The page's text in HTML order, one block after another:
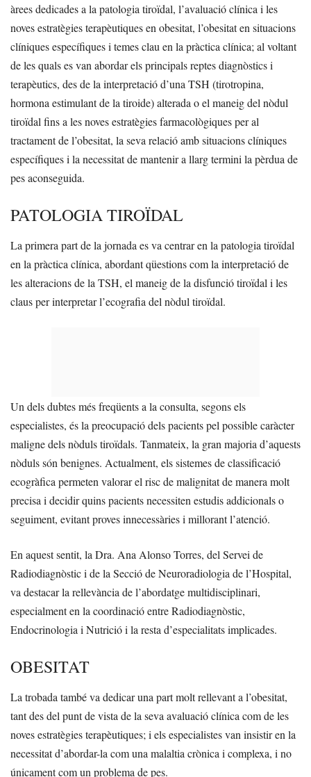
àrees dedicades a la patologia tiroïdal, l’avaluació clínica i les
noves estratègies terapèutiques en obesitat, l’obesitat en situacions
clíniques específiques i temes clau en la pràctica clínica; al voltant
de les quals es van abordar els principals reptes diagnòstics i
terapèutics, des de la interpretació d’una TSH (tirotropina,
hormona estimulant de la tiroide) alterada o el maneig del nòdul
tiroïdal fins a les noves estratègies farmacològiques per al
tractament de l’obesitat, la seva relació amb situacions clíniques
específiques i la necessitat de mantenir a llarg termini la pèrdua de
pes aconseguida.
PATOLOGIA TIROÏDAL
La primera part de la jornada es va centrar en la patologia tiroïdal
en la pràctica clínica, abordant qüestions com la interpretació de
les alteracions de la TSH, el maneig de la disfunció tiroïdal i les
claus per interpretar l’ecografia del nòdul tiroïdal.
Un dels dubtes més freqüents a la consulta, segons els
especialistes, és la preocupació dels pacients pel possible caràcter
maligne dels nòduls tiroïdals. Tanmateix, la gran majoria d’aquests
nòduls són benignes. Actualment, els sistemes de classificació
ecogràfica permeten valorar el risc de malignitat de manera molt
precisa i decidir quins pacients necessiten estudis addicionals o
seguiment, evitant proves innecessàries i millorant l’atenció.
En aquest sentit, la Dra. Ana Alonso Torres, del Servei de
Radiodiagnòstic i de la Secció de Neuroradiologia de l’Hospital,
va destacar la rellevància de l’abordatge multidisciplinari,
especialment en la coordinació entre Radiodiagnòstic,
Endocrinologia i Nutrició i la resta d’especialitats implicades.
OBESITAT
La trobada també va dedicar una part molt rellevant a l’obesitat,
tant des del punt de vista de la seva avaluació clínica com de les
noves estratègies terapèutiques; i els especialistes van insistir en la
necessitat d’abordar-la com una malaltia crònica i complexa, i no
únicament com un problema de pes.